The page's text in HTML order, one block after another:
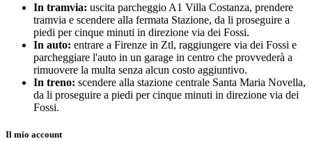
In tramvia: uscita parcheggio A1 Villa Costanza, prendere
tramvia e scendere alla fermata Stazione, da li proseguire a
piedi per cinque minuti in direzione via dei Fossi.
In auto: entrare a Firenze in Ztl, raggiungere via dei Fossi e
parcheggiare l'auto in un garage in centro che provvederà a
rimuovere la multa senza alcun costo aggiuntivo.
In treno: scendere alla stazione centrale Santa Maria Novella,
da li proseguire a piedi per cinque minuti in direzione via dei
Fossi.
Il mio account